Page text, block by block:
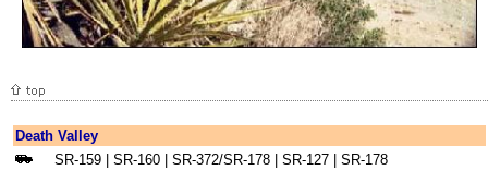
Death Valley
SR-159 | SR-160 | SR-372/SR-178 | SR-127 | SR-178